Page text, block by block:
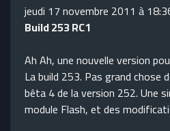
jeudi 17 novembre 2011 à
Build 253 RC1
Ah Ah, une nouvelle version
La build 253. Pas grand chose
bêta 4 de la version 252. Une
module Flash, et des